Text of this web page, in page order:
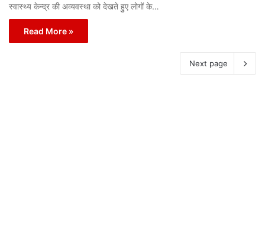
स्वास्थ्य केन्द्र की अव्यवस्था को देखते हुुए लोगों के…
Read More »
Next page